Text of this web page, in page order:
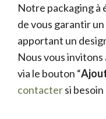
Notre packaging à
de vous garantir
apportant un
Nous vous invitons
via le bouton “
contactersi besoin